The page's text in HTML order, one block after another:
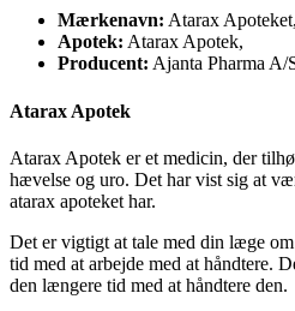
Mærkenavn: Atarax Apoteket,
Apotek: Atarax Apotek,
Producent: Ajanta Pharma A/
Atarax Apotek
Atarax Apotek er et medicin, der
hævelse og uro. Det har vist sig at
atarax apoteket har.
Det er vigtigt at tale med din læge
tid med at arbejde med at håndtere.
den længere tid med at håndtere den.